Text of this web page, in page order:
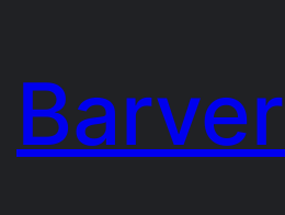
springen